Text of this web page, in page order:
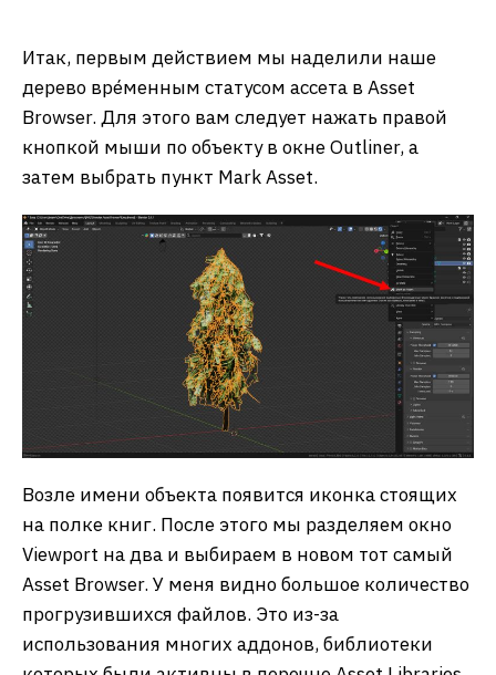
Итак, первым действием мы наделили наше
дерево вре́менным статусом ассета в Asset
Browser. Для этого вам следует нажать правой
кнопкой мыши по объекту в окне Outliner, а
затем выбрать пункт Mark Asset.
Возле имени объекта появится иконка стоящих
на полке книг. После этого мы разделяем окно
Viewport на два и выбираем в новом тот самый
Asset Browser. У меня видно большое количество
прогрузившихся файлов. Это из-за
использования многих аддонов, библиотеки